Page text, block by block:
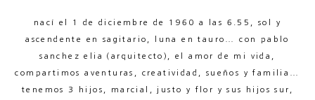
nací el 1 de diciembre de 1960 a las 6.55, sol y
ascendente en sagitario, luna en tauro… con pablo
sanchez elia (arquitecto), el amor de mi vida,
compartimos aventuras, creatividad, sueños y familia…
tenemos 3 hijos, marcial, justo y flor y sus hijos sur,